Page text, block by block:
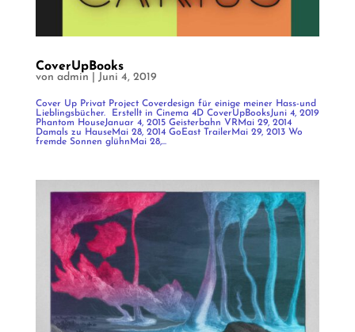
CoverUpBooks
von admin Juni 4, 2019
Cover Up Privat Project Coverdesign für einige meiner Hass-und
Lieblingsbücher. Erstellt in Cinema 4D CoverUpBooksJuni 4, 2019
Phantom HouseJanuar 4, 2015 Geisterbahn VRMai 29, 2014
Damals zu HauseMai 28, 2014 GoEast TrailerMai 29, 2013 Wo
fremde Sonnen glühnMai 28,...